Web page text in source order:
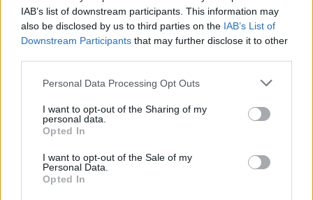
IAB’s list of downstream participants. This information may
also be disclosed by us to third parties on the IAB’s List of
Downstream Participants that may further disclose it to other
Please note that this website/app uses one or more Google
not limited to your visit or usage behaviour. You may click to
grant or deny consent to Google and its third-party tags to
use your data for below specified purposes in below Google
consent section.
Personal Data Processing Opt Outs
I want to opt-out of the Sharing of my
personal data.
Opted In
I want to opt-out of the Sale of my
Personal Data.
Opted In
Felhasználónév
Jelszó
Elfelejtette jelszavát?
Bejelentkezés
faiskola.hu
Kertészeti, kerti termékek és szolgáltatások térképes